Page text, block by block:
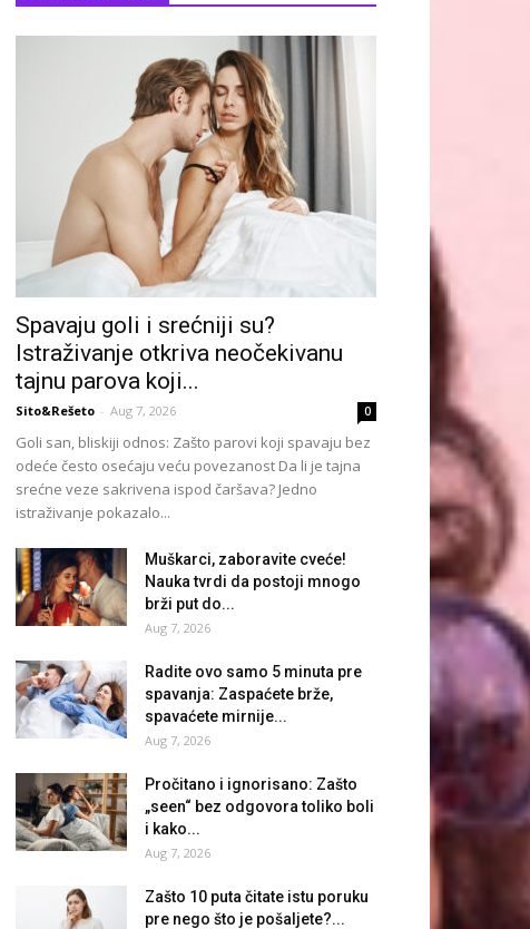
Spavaju goli i srećniji su?
Istraživanje otkriva neočekivanu
tajnu parova koji...
Sito&Rešeto - Aug 7, 2026 0
Goli san, bliskiji odnos: Zašto parovi koji spavaju bez
odeće često osećaju veću povezanost Da li je tajna
srećne veze sakrivena ispod čaršava? Jedno
istraživanje pokazalo...
Muškarci, zaboravite cveće!
Nauka tvrdi da postoji mnogo
brži put do...
Aug 7, 2026
Radite ovo samo 5 minuta pre
spavanja: Zaspaćete brže,
spavaćete mirnije...
Aug 7, 2026
Pročitano i ignorisano: Zašto
„seen“ bez odgovora toliko boli
i kako...
Aug 7, 2026
Zašto 10 puta čitate istu poruku
pre nego što je pošaljete?...